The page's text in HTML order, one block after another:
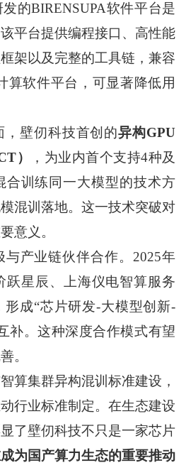
BIRENSUPA软件平台是
平台提供编程接口、高性能
架以及完整的工具链，兼容
算软件平台，可显著降低用
壁仞科技首创的异构GPU
）
，为业内首个支持4种及
合训练同一大模型的技术方
混训落地。这一技术突破对
意义。
产业链伙伴合作。2025年
跃星辰、上海仪电智算服务
成“芯片研发-大模型创新-
补。这种深度合作模式有望
。
集群异构混训标准建设，
行业标准制定。在生态建设
了壁仞科技不只是一家芯片
为国产算力生态的重要推动